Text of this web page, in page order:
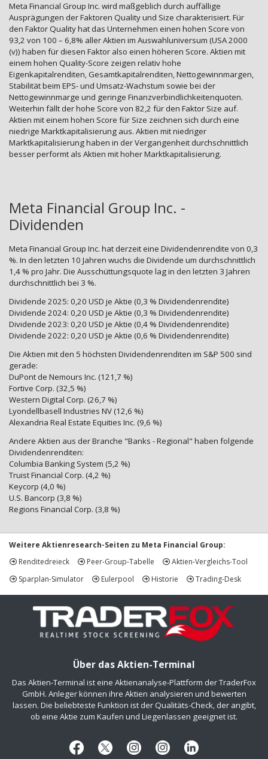
Meta Financial Group Inc. wird maßgeblich durch auffällige
Ausprägungen der Faktoren Quality und Size charakterisiert. Für
den Faktor Quality hat das Unternehmen einen hohen Score von
93,2 von 100 – 6,8% aller Aktien im Auswahluniversum (USA 2000
(v)) haben für diesen Faktor also einen höheren Score. Aktien mit
einem hohen Quality-Score zeigen relativ hohe
Eigenkapitalrenditen, Gesamtkapitalrenditen, Nettogewinnmargen,
Stabilität beim EPS- und Umsatz-Wachstum sowie bei der
Nettogewinnmarge und geringe Finanzverbindlichkeitenquoten.
Weiterhin fällt der hohe Score von 82,2 für den Faktor Size auf.
Aktien mit einem hohen Score für Size zeichnen sich durch eine
niedrige Marktkapitalisierung aus. Aktien mit niedriger
Marktkapitalisierung haben in der Vergangenheit durchschnittlich
besser performt als Aktien mit hoher Marktkapitalisierung.
Meta Financial Group Inc. -
Dividenden
Meta Financial Group Inc. hat derzeit eine Dividendenrendite von 0,3
%. In den letzten 10 Jahren wuchs die Dividende um durchschnittlich
1,4 % pro Jahr. Die Ausschüttungsquote lag in den letzten 3 Jahren
durchschnittlich bei 3 %.
Dividende 2025: 0,20 USD je Aktie (0,3 % Dividendenrendite)
Dividende 2024: 0,20 USD je Aktie (0,3 % Dividendenrendite)
Dividende 2023: 0,20 USD je Aktie (0,4 % Dividendenrendite)
Dividende 2022: 0,20 USD je Aktie (0,6 % Dividendenrendite)
Die Aktien mit den 5 höchsten Dividendenrenditen im S&P 500 sind
gerade:
DuPont de Nemours Inc. (121,7 %)
Fortive Corp. (32,5 %)
Western Digital Corp. (26,7 %)
Lyondellbasell Industries NV (12,6 %)
Alexandria Real Estate Equities Inc. (9,6 %)
Andere Aktien aus der Branche "Banks - Regional" haben folgende
Dividendenrenditen:
Columbia Banking System (5,2 %)
Truist Financial Corp. (4,2 %)
Keycorp (4,0 %)
U.S. Bancorp (3,8 %)
Regions Financial Corp. (3,8 %)
Weitere Aktienresearch-Seiten zu Meta Financial Group:
Renditedreieck
Peer-Group-Tabelle
Aktien-Vergleichs-Tool
Sparplan-Simulator
Eulerpool Historie Trading-Desk
Über das Aktien-Terminal
Das Aktien-Terminal ist eine Aktienanalyse-Plattform der TraderFox
GmbH. Anleger können ihre Aktien analysieren und bewerten
lassen. Die beliebteste Funktion ist der Qualitäts-Check, der angibt,
ob eine Aktie zum Kaufen und Liegenlassen geeignet ist.